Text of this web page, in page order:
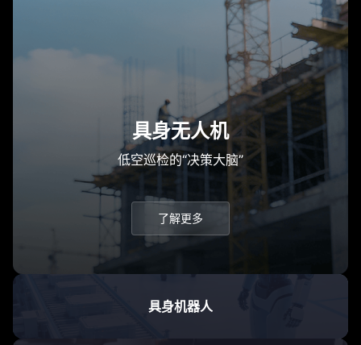
具身无人机
低空巡检的“决策大脑”
了解更多
具身机器人